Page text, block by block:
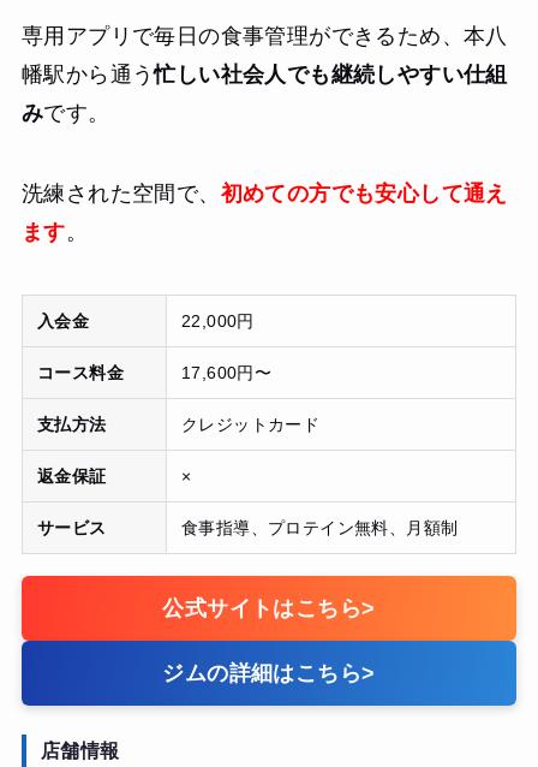
専用アプリで毎日の食事管理ができるため、本八
幡駅から通う忙しい社会人でも継続しやすい仕組
みです。
洗練された空間で、 初めての方でも安心して通え
ます。
入会金 22,000円
コース料金 17,600円〜
支払方法 クレジットカード
返金保証 ×
サービス 食事指導、プロテイン無料、月額制
公式サイトはこちら>
ジムの詳細はこちら>
店舗情報